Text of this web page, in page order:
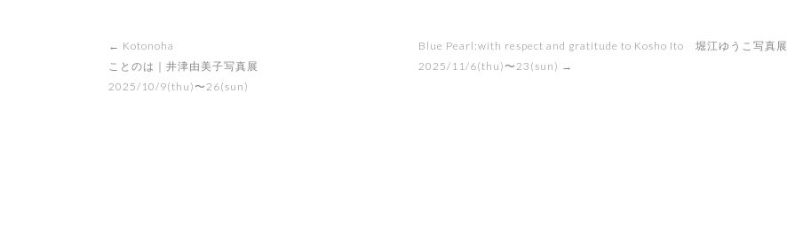
navigation
← Kotonoha
ことのは｜井津由美子写真展
2025/10/9(thu)〜26(sun)
Blue Pearl:with respect and gratitude to Kosho Ito 堀江ゆうこ写真展
2025/11/6(thu)〜23(sun) →